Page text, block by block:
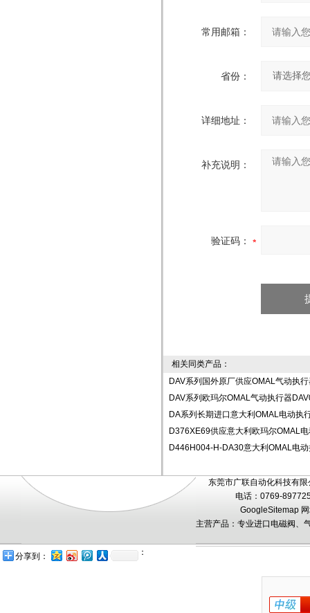
常用邮箱：
省份：
详细地址：
补充说明：
验证码：
相关同类产品：
DAV系列国外原厂供应OMAL气动执
DAV系列欧玛尔OMAL气动执行器
DA系列长期进口意大利OMAL电动执
D376XE69供应意大利欧玛尔OMAL
D446H004-H-DA30意大利OMAL电
东莞市广联自动化科技有
电话：0769-
GoogleSitemap
主营产品：专业进口电磁阀、
：
分享到：